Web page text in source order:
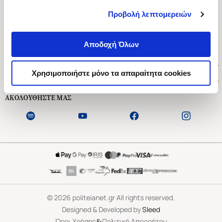
Προβολή λεπτομερειών
Αποδοχή Όλων
Χρησιμοποιήστε μόνο τα απαραίτητα cookies
Ασκληπιού 1-3, Αθήνα 106 79
Δευτέρα - Παρασκευή 09:00-21:00
Εξυπηρέτηση Πελατών
ΑΚΟΛΟΥΘΗΣΤΕ ΜΑΣ
©2026 politeianet.gr All rights reserved.
Designed & Developed bySleed